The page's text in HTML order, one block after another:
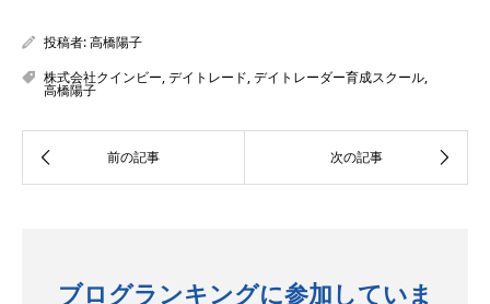
投稿者:高橋陽子
株式会社クインビー,デイトレード,デイトレーダー育成スクール,
高橋陽子
ブログランキングに参加していま